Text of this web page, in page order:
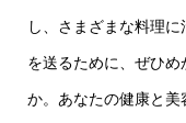
し、さまざまな料理
を送るために、ぜひ
か。あなたの健康と美